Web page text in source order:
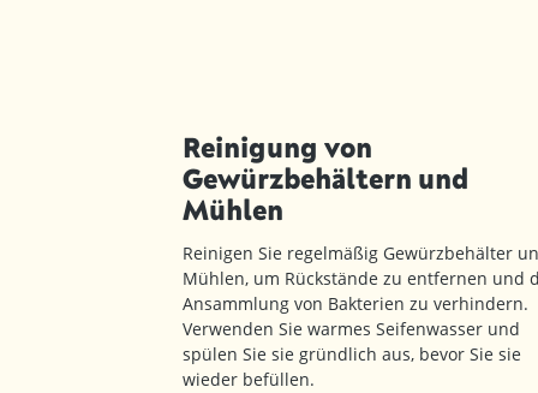
Reinigung von
Gewürzbehältern und
Mühlen
Reinigen Sie regelmäßig Gewürzbehälter
Mühlen, um Rückstände zu entfernen und
Ansammlung von Bakterien zu verhindern.
Verwenden Sie warmes Seifenwasser und
spülen Sie sie gründlich aus, bevor Sie sie
wieder befüllen.